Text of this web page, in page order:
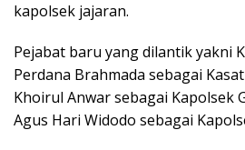
kapolsek jajaran.
Pejabat baru yang dilantik yakni
Perdana Brahmada sebagai
Khoirul Anwar sebagai Kapolsek
Agus Hari Widodo sebagai